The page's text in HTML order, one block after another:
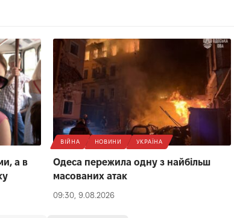
а в
ВІЙНА НОВИНИ УКРАЇНА
Одеса пережила одну з найбільш
масованих атак
09:30, 9.08.2026